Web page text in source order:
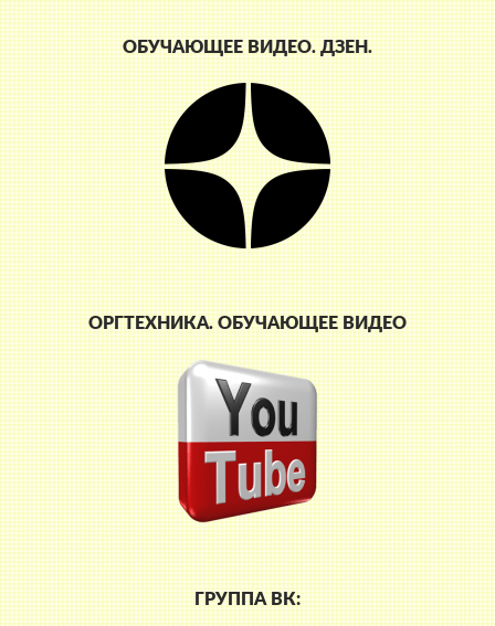
ОБУЧАЮЩЕЕ ВИДЕО. ДЗЕН.
ОРГТЕХНИКА. ОБУЧАЮЩЕЕ ВИДЕО
ГРУППА ВК: